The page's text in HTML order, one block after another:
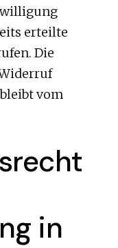
erteilte
Die
vom
in